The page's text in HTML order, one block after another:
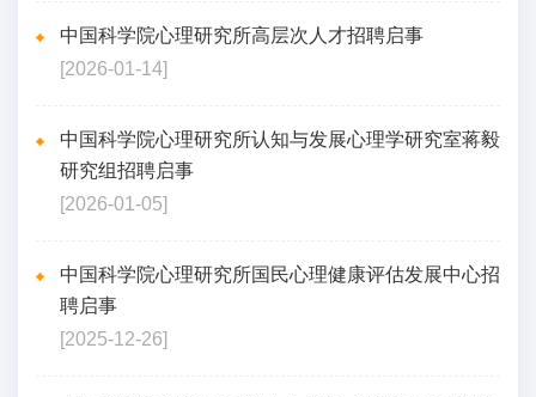
中国科学院心理研究所高层次人才招聘启事
[2026-01-14]
中国科学院心理研究所认知与发展心理学研究室蒋毅
研究组招聘启事
[2026-01-05]
中国科学院心理研究所国民心理健康评估发展中心招
聘启事
[2025-12-26]